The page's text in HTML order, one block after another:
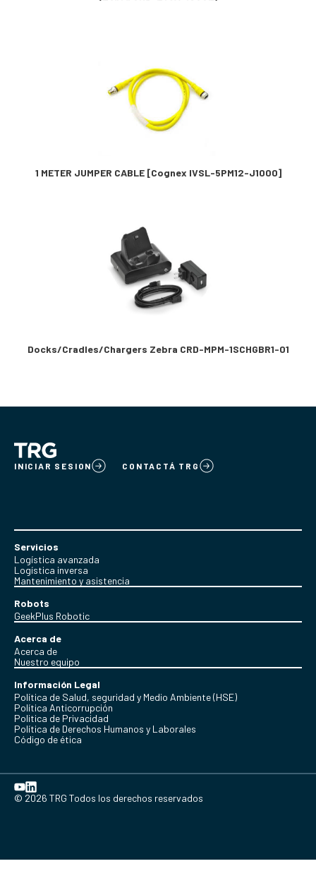
1 METER JUMPER CABLE [Cognex IVSL-5PM12-J1000]
Docks/Cradles/Chargers Zebra CRD-MPM-1SCHGBR1-01
INICIAR SESION CONTACTÁ TRG
Servicios
Logística avanzada
Logística inversa
Mantenimiento y asistencia
Robots
GeekPlus Robotic
Acerca de
Acerca de
Nuestro equipo
Información Legal
Política de Salud, seguridad y Medio Ambiente (HSE)
Política Anticorrupción
Politica de Privacidad
Política de Derechos Humanos y Laborales
Código de ética
© 2026 TRG Todos los derechos reservados